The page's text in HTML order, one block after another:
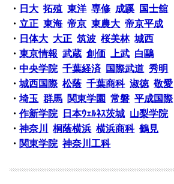
・ 日大 拓殖 東洋 専修 成蹊
国士舘
・ 立正 東海 帝京 東農大 帝京平成
・ 日体大 大正 筑波 桜美林 城西
・東京情報 武蔵 創価 上武 白鷗
・中央学院 千葉経済 国際武道 秀明
・城西国際 松蔭 千葉商科 淑徳 敬愛
・埼玉 群馬 関東学園 常磐 平成国際
・作新学院 日本ｳｪﾙﾈｽ茨城 山梨学院
・神奈川 桐蔭横浜 横浜商科 鶴見
・ 関東学院 神奈川工科